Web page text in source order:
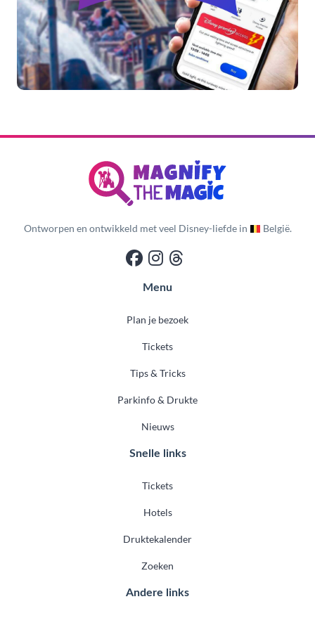
Ontworpen en ontwikkeld met veel Disney-liefde in België.
Menu
Plan je bezoek
Tickets
Tips & Tricks
Parkinfo & Drukte
Nieuws
Snelle links
Tickets
Hotels
Druktekalender
Zoeken
Andere links